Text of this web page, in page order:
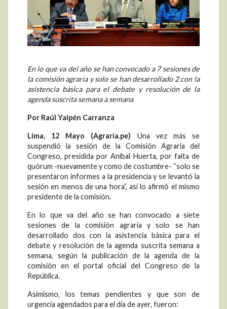
En lo que va del año se han convocado a 7 sesiones de
la comisión agraria y solo se han desarrollado 2 con la
asistencia básica para el debate y resolución de la
agenda suscrita semana a semana
Por Raúl Yaipén Carranza
Lima, 12 Mayo (Agraria.pe) Una vez más se
suspendió la sesión de la Comisión Agraria del
Congreso, presidida por Aníbal Huerta, por falta de
quórum -nuevamente y como de costumbre- “solo se
presentaron informes a la presidencia y se levantó la
sesión en menos de una hora”, así lo afirmó el mismo
presidente de la comisión.
En lo que va del año se han convocado a siete
sesiones de la comisión agraria y solo se han
desarrollado dos con la asistencia básica para el
debate y resolución de la agenda suscrita semana a
semana, según la publicación de la agenda de la
comisión en el portal oficial del Congreso de la
República.
Asimismo, los temas pendientes y que son de
urgencia agendados para el día de ayer, fueron: